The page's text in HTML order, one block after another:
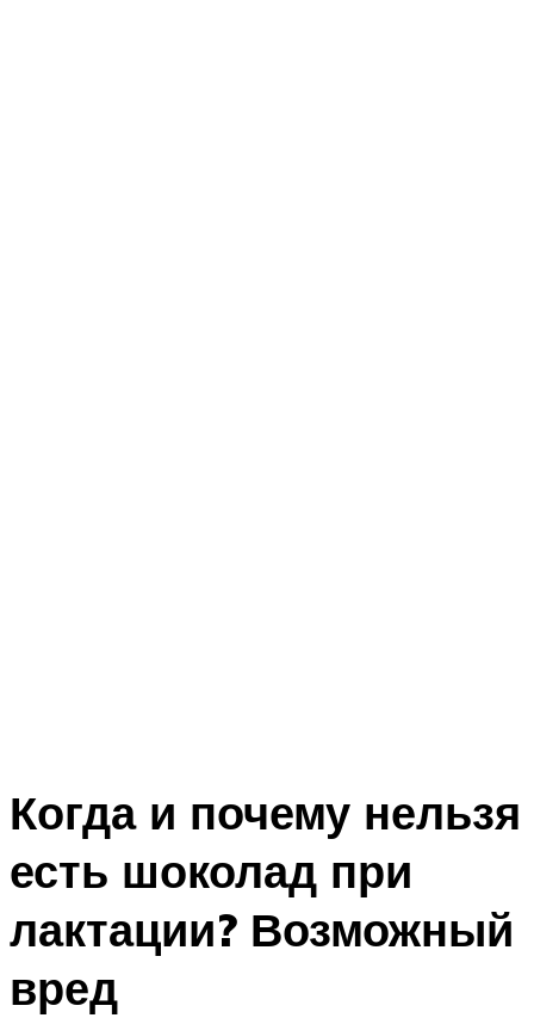
Когда и почему нельзя
есть шоколад при
лактации? Возможный
вред